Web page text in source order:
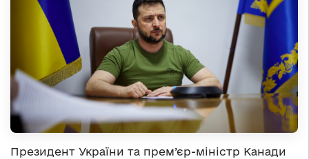
Президент України та прем’єр-міністр Канади